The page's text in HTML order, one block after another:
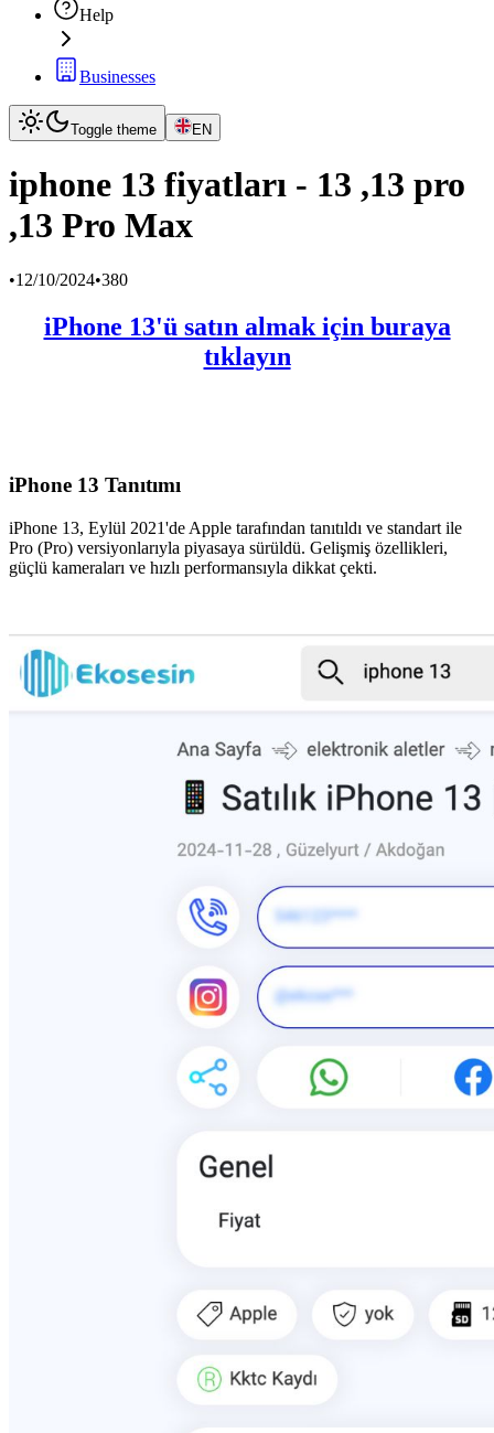
Help
Businesses
Toggle theme EN
iphone 13 fiyatları - 13 ,13 pro
,13 Pro Max
•12/10/2024•380
iPhone 13'ü satın almak için buraya
tıklayın
iPhone 13 Tanıtımı
iPhone 13, Eylül 2021'de Apple tarafından tanıtıldı ve standart ile
Pro (Pro) versiyonlarıyla piyasaya sürüldü. Gelişmiş özellikleri,
güçlü kameraları ve hızlı performansıyla dikkat çekti.